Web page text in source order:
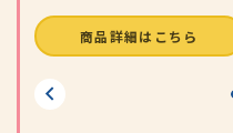
商品詳細はこちら